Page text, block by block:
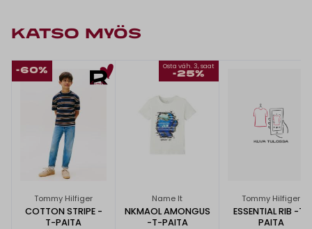
KATSO MYÖS
-60%
Tommy Hilfiger
COTTON STRIPE -
T-PAITA
Osta väh. 3, saat
-25%
Name It
NKMAOL AMONGUS
-T-PAITA
Tommy Hilfiger
ESSENTIAL RIB -T-
PAITA